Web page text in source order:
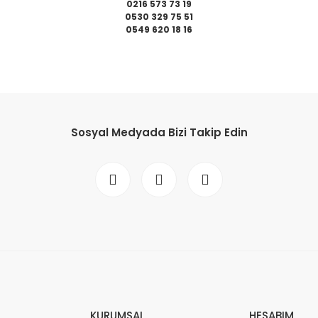
0216 573 73 19
0530 329 75 51
0549 620 18 16
Sosyal Medyada Bizi Takip Edin